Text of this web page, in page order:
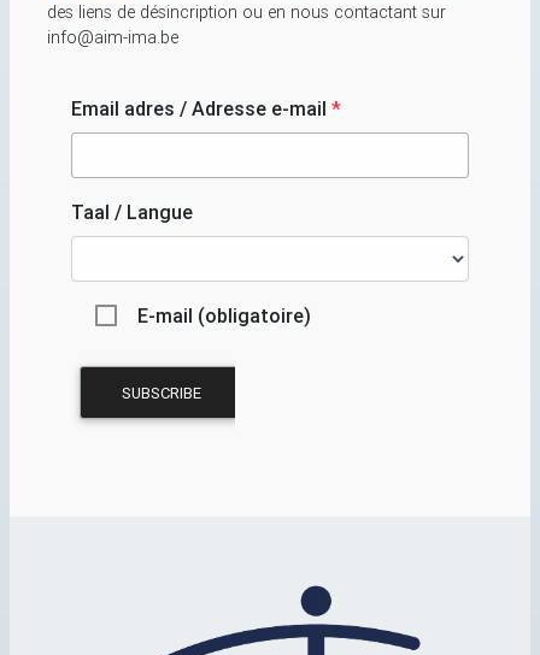
des liens de désincription ou en nous contactant sur
info@aim-ima.be
Email adres / Adresse e-mail *
Taal / Langue
E-mail (obligatoire)